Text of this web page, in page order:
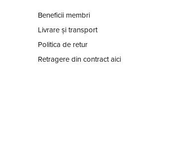
Beneficii membri
Livrare și transport
Politica de retur
Retragere din contract aici